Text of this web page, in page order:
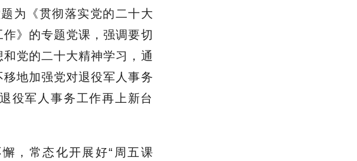
为《贯彻落实党的二十大
》的专题党课，强调要切
党的二十大精神学习，通
地加强党对退役军人事务
役军人事务工作再上新台
，常态化开展好“周五课